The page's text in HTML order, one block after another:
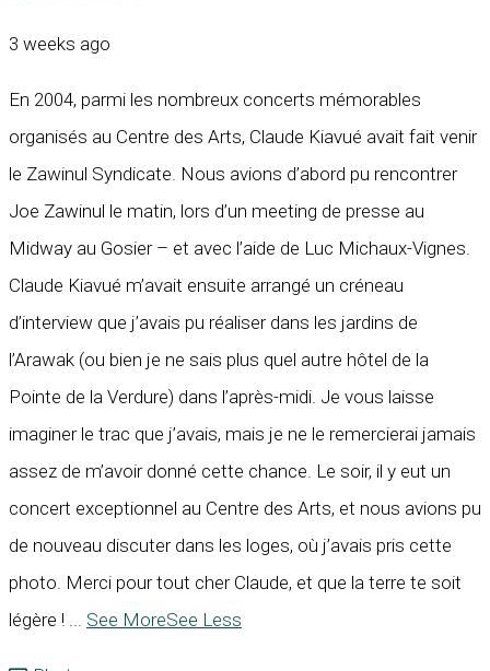
3 weeks ago
En 2004, parmi les nombreux concerts mémorables
organisés au Centre des Arts, Claude Kiavué avait fait venir
le Zawinul Syndicate. Nous avions d’abord pu rencontrer
Joe Zawinul le matin, lors d’un meeting de presse au
Midway au Gosier – et avec l’aide de Luc Michaux-Vignes.
Claude Kiavué m’avait ensuite arrangé un créneau
d’interview que j’avais pu réaliser dans les jardins de
l’Arawak (ou bien je ne sais plus quel autre hôtel de la
Pointe de la Verdure) dans l’après-midi. Je vous laisse
imaginer le trac que j’avais, mais je ne le remercierai jamais
assez de m’avoir donné cette chance. Le soir, il y eut un
concert exceptionnel au Centre des Arts, et nous avions pu
de nouveau discuter dans les loges, où j’avais pris cette
photo. Merci pour tout cher Claude, et que la terre te soit
légère !
See MoreSee Less